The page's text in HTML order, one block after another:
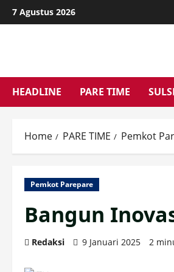
Skip
to
7 Agustus 2026
HEADLINE PARE TIME
Home PARE TIME Pemkot
Pemkot Parepare
Bangun
Redaksi 9 Januari 2025 2